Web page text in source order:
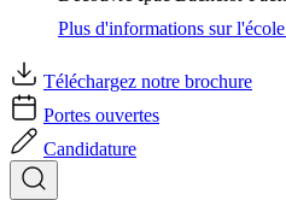
Plus d'informations sur l'école
Téléchargez notre brochure
Portes ouvertes
Candidature